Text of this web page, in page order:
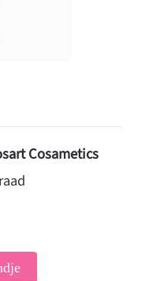
Cosametics